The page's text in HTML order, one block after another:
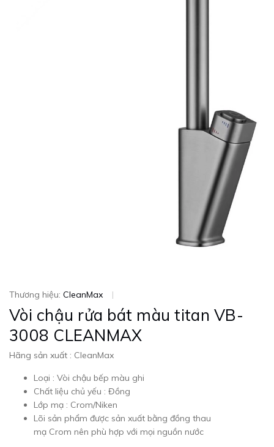
Thương hiệu: CleanMax |
Vòi chậu rửa bát màu titan VB-
3008 CLEANMAX
Hãng sản xuất : CleanMax
Loại : Vòi chậu bếp màu ghi
Chất liệu chủ yếu : Đồng
Lớp mạ : Crom/Niken
Lõi sản phẩm được sản xuất bằng đồng thau
mạ Crom nên phù hợp với mọi nguồn nước